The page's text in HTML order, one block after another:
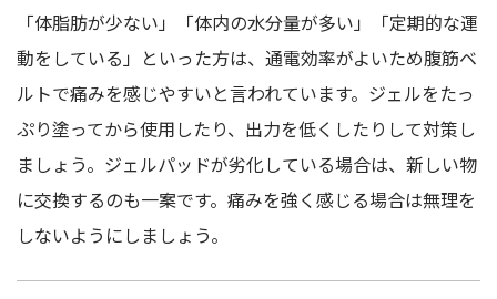
「体脂肪が少ない」「体内の水分量が多い」「定期的な運
動をしている」といった方は、通電効率がよいため腹筋ベ
ルトで痛みを感じやすいと言われています。ジェルをたっ
ぷり塗ってから使用したり、出力を低くしたりして対策し
ましょう。ジェルパッドが劣化している場合は、新しい物
に交換するのも一案です。痛みを強く感じる場合は無理を
しないようにしましょう。